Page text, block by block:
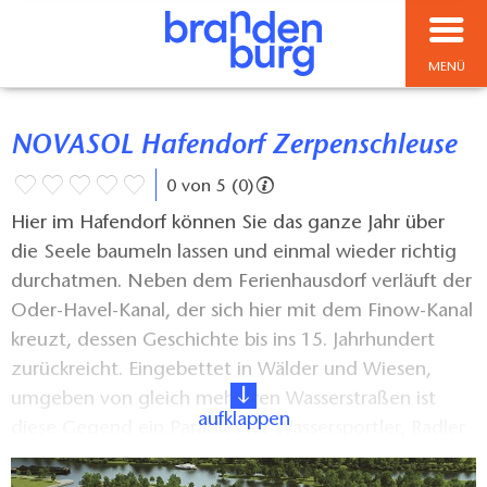
MENÜ
NOVASOL Hafendorf Zerpenschleuse
0 von 5 (0)
Hier im Hafendorf können Sie das ganze Jahr über
die Seele baumeln lassen und einmal wieder richtig
durchatmen. Neben dem Ferienhausdorf verläuft der
Oder-Havel-Kanal, der sich hier mit dem Finow-Kanal
kreuzt, dessen Geschichte bis ins 15. Jahrhundert
zurückreicht. Eingebettet in Wälder und Wiesen,
umgeben von gleich mehreren Wasserstraßen ist
diese Gegend ein Paradies für Wassersportler, Radler
und Wanderer. In unmittelbarer Nähe zu den
aufklappen